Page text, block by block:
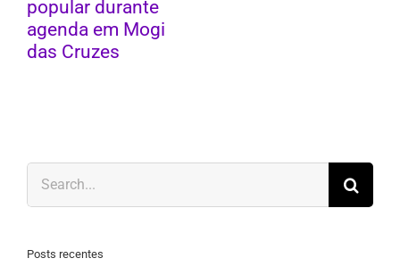
popular durante
agenda em Mogi
das Cruzes
for:
Posts recentes